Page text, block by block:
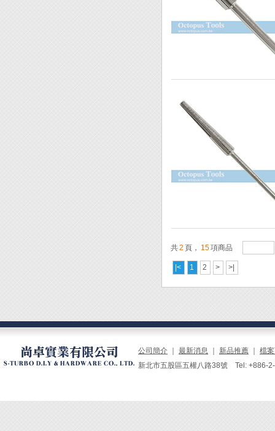
共2 頁， 15項商品
|< 1 2 > >|
公司簡介 最新消息 新品推薦
檔
新北市五股區五權八路38號 Tel: